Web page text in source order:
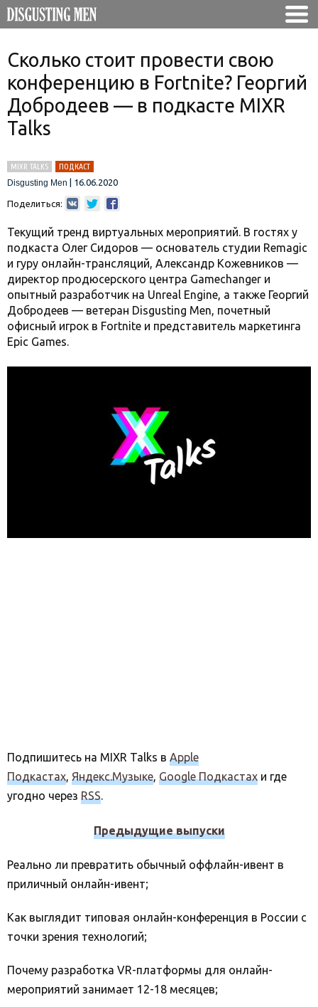
Сколько стоит провести свою
конференцию в Fortnite? Георгий
Добродеев — в подкасте MIXR
Talks
MIXR TALKS
ПОДКАСТ
Disgusting Men
16.06.2020
Поделиться:
Текущий тренд виртуальных мероприятий. В гостях у
подкаста Олег Сидоров — основатель студии Remagic
и гуру онлайн-трансляций, Александр Кожевников —
директор продюсерского центра Gamechanger и
опытный разработчик на Unreal Engine, а также Георгий
Добродеев — ветеран Disgusting Men, почетный
офисный игрок в Fortnite и представитель маркетинга
Epic Games.
Подпишитесь на MIXR Talks в Apple
Подкастах, Яндекс.Музыке, Google Подкастах и где
угодно через RSS.
Предыдущие выпуски
Реально ли превратить обычный оффлайн-ивент в
приличный онлайн-ивент;
Как выглядит типовая онлайн-конференция в России с
точки зрения технологий;
Почему разработка VR-платформы для онлайн-
мероприятий занимает 12-18 месяцев;